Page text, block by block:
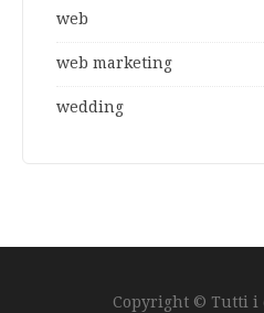
web
web marketing
wedding
Copyright © Tutti